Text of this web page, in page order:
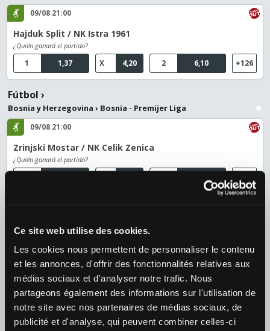
Ce site web utilise des cookies.
Les cookies nous permettent de personnaliser le contenu
et les annonces, d'offrir des fonctionnalités relatives aux
médias sociaux et d'analyser notre trafic. Nous
partageons également des informations sur l'utilisation de
notre site avec nos partenaires de médias sociaux, de
publicité et d'analyse, qui peuvent combiner celles-ci
09/08 21:00
Hajduk Split / NK Istra 1961
¿Quién ganará el partido?
1,37
1 4,20
X 6,10
2 +126
Fútbol ›
Bosnia y Herzegovina › Bosnia - Premijer Liga
09/08 21:00
Zrinjski Mostar / NK Celik Zenica
¿Quién ganará el partido?
Hammarby IF / BK Hacken
1,50
1 4,40
X 4,80
2 +132
09/08 14:00